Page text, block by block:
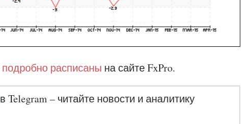
подробно расписаны на сайте FxPro.
в Telegram – читайте новости и аналитику